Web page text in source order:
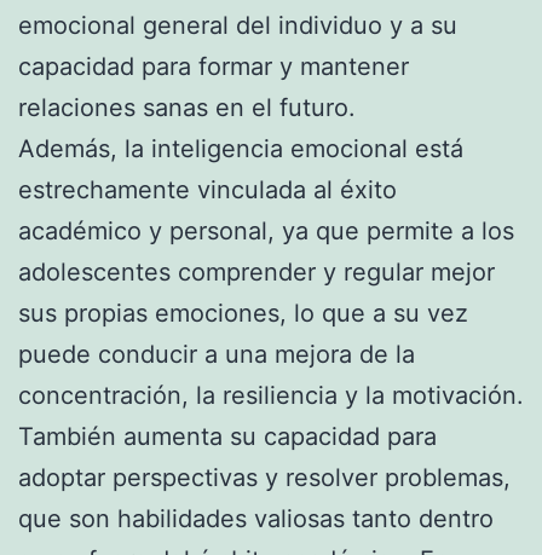
emocional general del individuo y a su
capacidad para formar y mantener
relaciones sanas en el futuro.
Además, la inteligencia emocional está
estrechamente vinculada al éxito
académico y personal, ya que permite a los
adolescentes comprender y regular mejor
sus propias emociones, lo que a su vez
puede conducir a una mejora de la
concentración, la resiliencia y la motivación.
También aumenta su capacidad para
adoptar perspectivas y resolver problemas,
que son habilidades valiosas tanto dentro